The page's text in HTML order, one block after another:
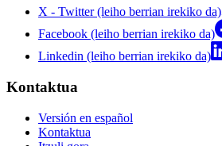
X - Twitter (leiho berrian irekiko da)
Facebook (leiho berrian irekiko da)
Linkedin (leiho berrian irekiko da)
Kontaktua
Versión en español
Kontaktua